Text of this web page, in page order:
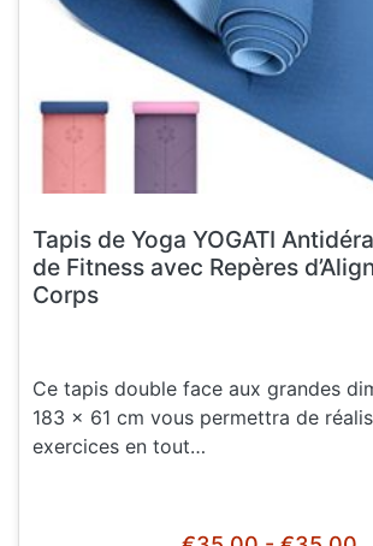
Tapis de Yoga YOGATI
de Fitness avec Repères
Corps
Ce tapis double face aux grandes
183 x 61 cm vous permettra de
exercices en tout…